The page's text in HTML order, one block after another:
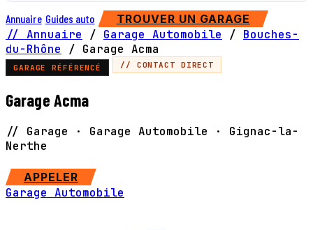
Annuaire Guides auto TROUVER UN GARAGE
// Annuaire / Garage Automobile / Bouches-
du-Rhône
/ Garage Acma
GARAGE RÉFÉRENCÉ // CONTACT DIRECT
Garage Acma
// Garage · Garage Automobile · Gignac-la-
Nerthe
APPELER
Garage Automobile